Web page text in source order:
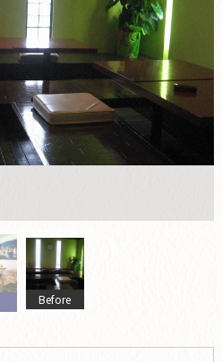
Before